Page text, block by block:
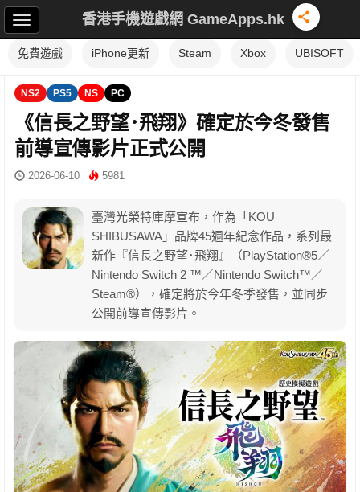
香港手機遊戲網 GameApps.hk
免費遊戲 iPhone更新 Steam Xbox UBISOFT
NS2 PS5 NS PC
《信長之野望･飛翔》確定於今冬發售
前導宣傳影片正式公開
2026-06-10 5981
臺灣光榮特庫摩宣布，作為「KOU
SHIBUSAWA」品牌45週年紀念作品，系列最
新作『信長之野望･飛翔』（PlayStation®5／
Nintendo Switch 2 ™／Nintendo Switch™／
Steam®），確定將於今年冬季發售，並同步
公開前導宣傳影片。